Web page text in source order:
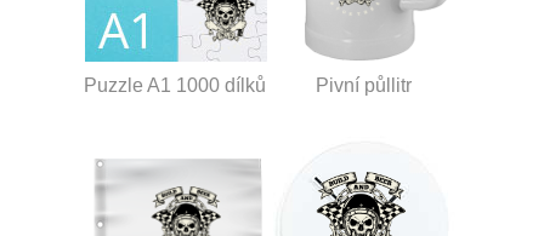
Puzzle A1 1000 dílků Pivní půllitr